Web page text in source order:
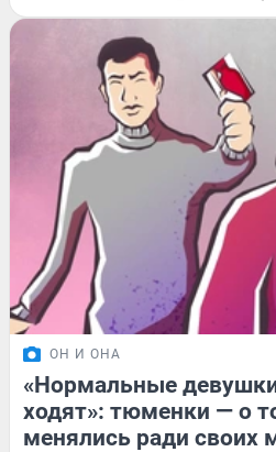
ОН И ОНА
«Нормальные
ходят»: тюменки — о
менялись ради своих